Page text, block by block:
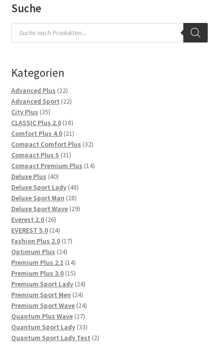
Suche
Products
search
Kategorien
Advanced Plus 2222
Produkte
Advanced Sport 2222
City Plus 3535
Produkte
CLASSIC Plus 2.0 1818
Produkte
Comfort Plus 4.0 2121
Produkte
Compact Comfort Plus 3232
Compact Plus S 3131
Produkte
Compact Premium Plus 1414
Deluxe Plus 4040
Produkte
Deluxe Sport Lady 4848
Produkte
Deluxe Sport Man 2828
Produkte
Deluxe Sport Wave 2929
Everest 2.0 2626
Produkte
EVEREST 5.0 2424
Produkte
Fashion Plus 2.0 1717
Optimum Plus 2424
Produkte
Premium Plus 2.1 1414
Produkte
Premium Plus 3.0 1515
Produkte
Premium Sport Lady 2424
Premium Sport Men 2424
Produkte
Premium Sport Wave 2424
Produkte
Quantum Plus Wave 2727
Produkte
Quantum Sport Lady 3333
Produkte
Quantum Sport Lady Test 22